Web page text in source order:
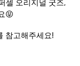
셀 오리지널 굿즈,
😝
참고해주세요!